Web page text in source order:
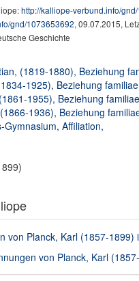
http://kalliope-verbund.info/
gnd/1073653692, 09.07.2015,
Geschichte
(1819-1880), Beziehung
1925), Beziehung
1955), Beziehung
1936), Beziehung
Gymnasium, Affiliation,
von Planck, Karl (1857-1899)
von Planck, Karl